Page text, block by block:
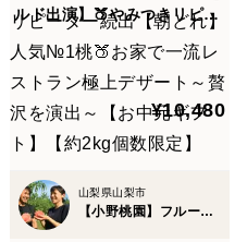
持ち】【大粒】【種なし】
らない完全無欠のぶどう
ルド出演】🍑やみつきリピー
桃🍑お家で一流レストラン極
上デザート～贅沢を演出～
【お中元ギフト】【約2kg個
数限定】
¥10,480
山梨県山梨市
【小野桃園】フルーツ王国山梨ブランド